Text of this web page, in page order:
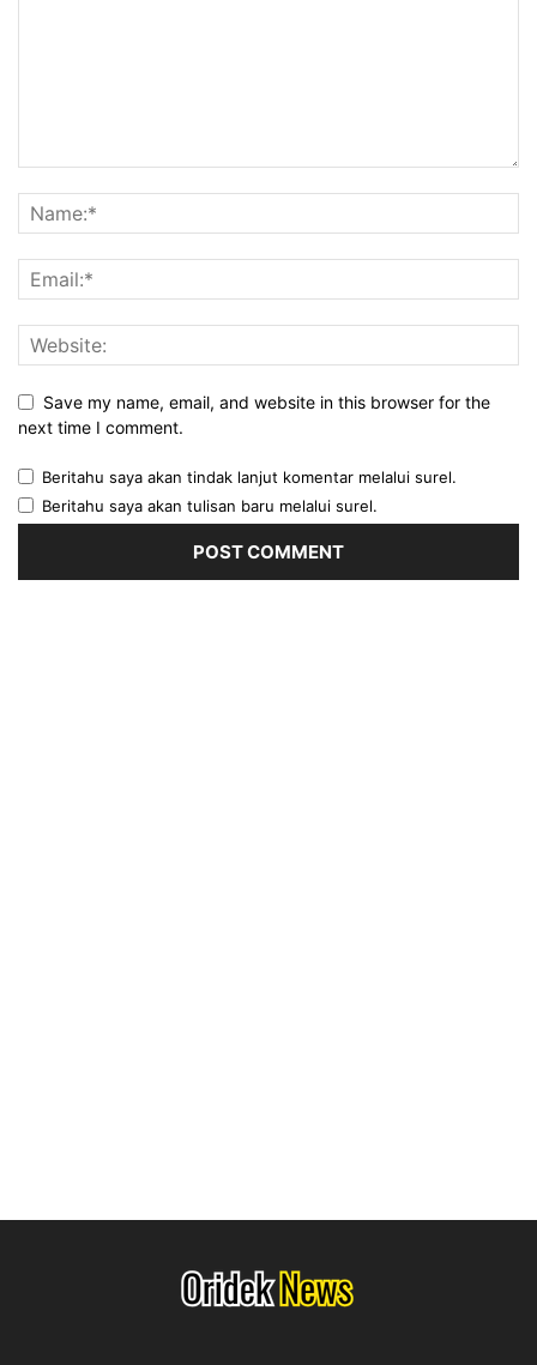
Save my name, email, and website in this browser for the
next time I comment.
Beritahu saya akan tindak lanjut komentar melalui surel.
Beritahu saya akan tulisan baru melalui surel.